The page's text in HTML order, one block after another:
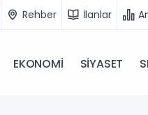
Rehber İlanlar
EKONOMİ SİYASET